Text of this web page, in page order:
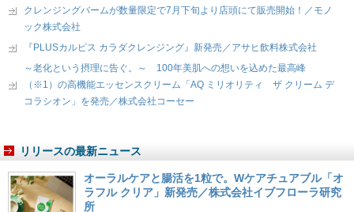
クレンジングバームが数量限定で7月下旬より店頭にて販売開始！／モノ
ック株式会社
『PLUSカルピス カラダクレンジング』新発売／アサヒ飲料株式会社
～老化という摂理に告ぐ。～ 100年美肌への想いを込めた最高峰
（※1）の高機能エッセンスクリーム「AQ ミリオリティ ザ クリーム デ
コラシオン」を発売／株式会社コーセー
リリースの最新ニュース
オーラルケアと腸活を1粒で。Wケアチュアブル「オ
ラフル クリア」新発売／株式会社イブフローラ研究
所